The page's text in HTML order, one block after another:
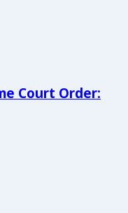
Court Order: